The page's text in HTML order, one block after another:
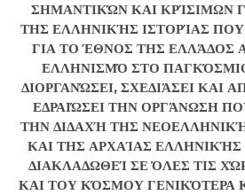
ΣΗΜΑΝΤΙΚΏΝ ΚΑΙ ΚΡΊΣΙΜΩΝ
ΤΗΣ ΕΛΛΗΝΙΚΉΣ ΙΣΤΟΡΊΑΣ
ΓΙΑ ΤΟ ΈΘΝΟΣ ΤΗΣ ΕΛΛΆΔΟΣ
ΕΛΛΗΝΙΣΜΌ ΣΤΟ
ΔΙΟΡΓΑΝΏΣΕΙ, ΣΧΕΔΙΆΣΕΙ ΚΑΙ
ΕΔΡΑΙΏΣΕΙ ΤΗΝ ΟΡΓΆΝΩΣΗ
ΤΗΝ ΔΙΔΑΧΉ ΤΗΣ
ΚΑΙ ΤΗΣ ΑΡΧΑΊΑΣ
ΔΙΑΚΛΑΔΩΘΕΊ ΣΕ ΌΛΕΣ ΤΙΣ
ΚΑΙ ΤΟΥ ΚΌΣΜΟΥ ΓΕΝΙΚΌΤΕΡΑ